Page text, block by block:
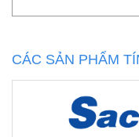
CÁC SẢN PHẨM